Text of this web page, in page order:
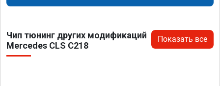
Чип тюнинг других модификаций
Mercedes CLS C218
Показать все